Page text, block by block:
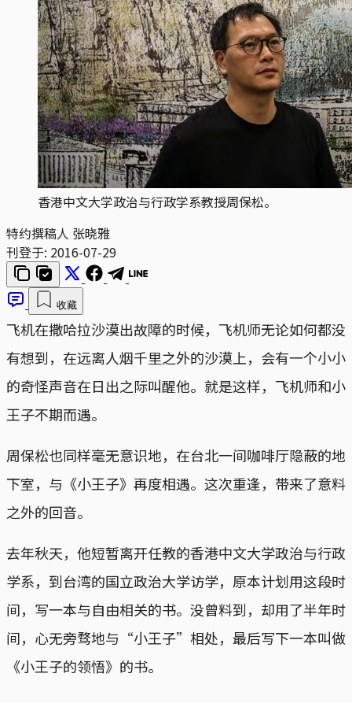
香港中文大学政治与行政学系教授周保松。
特约撰稿人 张晓雅
刊登于: 2016-07-29
收藏
飞机在撒哈拉沙漠出故障的时候，飞机师无论如何都没
有想到，在远离人烟千里之外的沙漠上，会有一个小小
的奇怪声音在日出之际叫醒他。就是这样，飞机师和小
王子不期而遇。
周保松也同样毫无意识地，在台北一间咖啡厅隐蔽的地
下室，与《小王子》再度相遇。这次重逢，带来了意料
之外的回音。
去年秋天，他短暂离开任教的香港中文大学政治与行政
学系，到台湾的国立政治大学访学，原本计划用这段时
间，写一本与自由相关的书。没曾料到，却用了半年时
间，心无旁骛地与“小王子”相处，最后写下一本叫做
《小王子的领悟》的书。